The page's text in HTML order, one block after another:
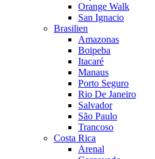
Orange Walk
San Ignacio
Brasilien
Amazonas
Boipeba
Itacaré
Manaus
Porto Seguro
Rio De Janeiro
Salvador
São Paulo
Trancoso
Costa Rica
Arenal